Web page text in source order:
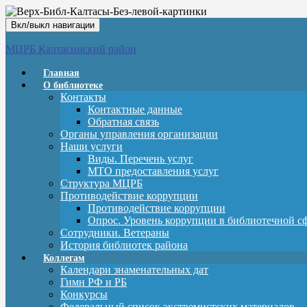
Вкл/выкл навигации
МЦРБ Калтасинский район
Главная
О библиотеке
Контакты
Контактные данные
Обратная связь
Органы управления организации
Наши услуги
Виды. Перечень услуг
МТО предоставления услуг
Структура МЦРБ
Противодействие коррупции
Противодействие коррупции
Опрос. Уровень коррупции в библиотечной
Сотрудники. Ветераны
История библиотек района
Коллегам
Календари знаменательных дат
Гимн РФ и РБ
Конкурсы